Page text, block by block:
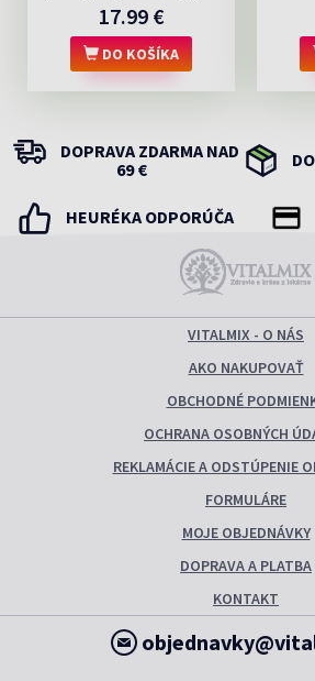
17.99 €
DO KOŠÍKA
DOPRAVA ZDARMA NAD
69 €
HEURÉKA ODPORÚČA
VITALMIX - O NÁS
AKO NAKUPOVAŤ
OBCHODNÉ
OCHRANA OSOBNÝCH
REKLAMÁCIE A ODSTÚPENIE
FORMULÁRE
MOJE OBJEDNÁVKY
DOPRAVA A PLATBA
KONTAKT